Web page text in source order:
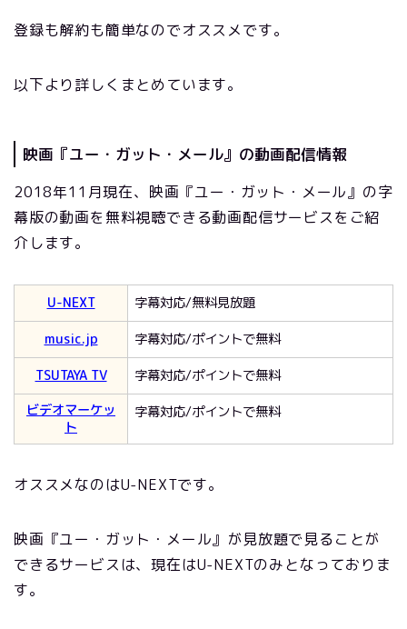
登録も解約も簡単なのでオススメです。
以下より詳しくまとめています。
映画『ユー・ガット・メール』の動画配信情報
2018年11月現在、映画『ユー・ガット・メール』の字
幕版の動画を無料視聴できる動画配信サービスをご紹
介します。
U-NEXT
字幕対応/無料見放題
music.jp
字幕対応/ポイントで無料
TSUTAYA TV
字幕対応/ポイントで無料
ビデオマーケッ
ト
字幕対応/ポイントで無料
オススメなのはU-NEXTです。
映画『ユー・ガット・メール』が見放題で見ることが
できるサービスは、現在はU-NEXTのみとなっておりま
す。